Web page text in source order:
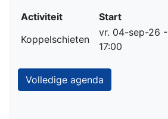
Activiteit Start
Koppelschieten
vr. 04-sep-26 -
17:00
Volledige agenda